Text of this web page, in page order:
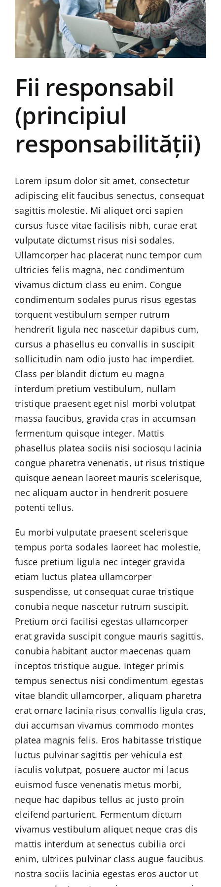
Fii responsabil
(principiul
responsabilității)
Lorem ipsum dolor sit amet, consectetur
adipiscing elit faucibus senectus, consequat
sagittis molestie. Mi aliquet orci sapien
cursus fusce vitae facilisis nibh, curae erat
vulputate dictumst risus nisi sodales.
Ullamcorper hac placerat nunc tempor cum
ultricies felis magna, nec condimentum
vivamus dictum class eu enim. Congue
condimentum sodales purus risus egestas
torquent vestibulum semper rutrum
hendrerit ligula nec nascetur dapibus cum,
cursus a phasellus eu convallis in suscipit
sollicitudin nam odio justo hac imperdiet.
Class per blandit dictum eu magna
interdum pretium vestibulum, nullam
tristique praesent eget nisl morbi volutpat
massa faucibus, gravida cras in accumsan
fermentum quisque integer. Mattis
phasellus platea sociis nisi sociosqu lacinia
congue pharetra venenatis, ut risus tristique
quisque aenean laoreet mauris scelerisque,
nec aliquam auctor in hendrerit posuere
potenti tellus.
Eu morbi vulputate praesent scelerisque
tempus porta sodales laoreet hac molestie,
fusce pretium ligula nec integer gravida
etiam luctus platea ullamcorper
suspendisse, ut consequat curae tristique
conubia neque nascetur rutrum suscipit.
Pretium orci facilisi egestas ullamcorper
erat gravida suscipit congue mauris sagittis,
conubia habitant auctor maecenas quam
inceptos tristique augue. Integer primis
tempus senectus nisi condimentum egestas
vitae blandit ullamcorper, aliquam pharetra
erat ornare lacinia risus convallis ligula cras,
dui accumsan vivamus commodo montes
platea magnis felis. Eros habitasse tristique
luctus pulvinar sagittis per vehicula est
iaculis volutpat, posuere auctor mi lacus
euismod fusce venenatis metus morbi,
neque hac dapibus tellus ac justo proin
eleifend parturient. Fermentum dictum
vivamus vestibulum aliquet neque cras dis
mattis interdum at senectus cubilia orci
enim, ultrices pulvinar class augue faucibus
nostra sociis lacinia egestas eros auctor ut